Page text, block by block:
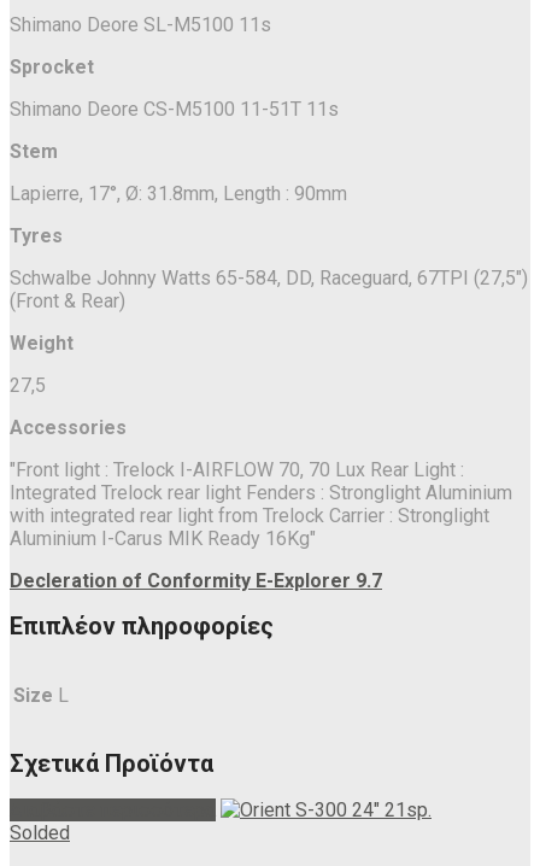
Shimano Deore SL-M5100 11s
Sprocket
Shimano Deore CS-M5100 11-51T 11s
Stem
Lapierre, 17°, Ø: 31.8mm, Length : 90mm
Tyres
Schwalbe Johnny Watts 65-584, DD, Raceguard, 67TPI (27,5")
(Front & Rear)
Weight
27,5
Accessories
"Front light : Trelock I-AIRFLOW 70, 70 Lux Rear Light :
Integrated Trelock rear light Fenders : Stronglight Aluminium
with integrated rear light from Trelock Carrier : Stronglight
Aluminium I-Carus MIK Ready 16Kg"
Decleration of Conformity E-Explorer 9.7
Επιπλέον πληροφορίες
Size L
Σχετικά Προϊόντα
Solded